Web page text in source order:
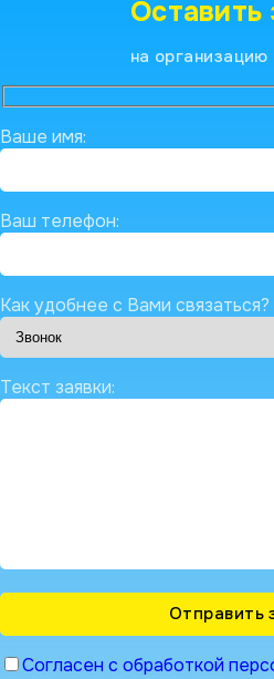
Оставить
на организацию
Ваше имя:
Ваш телефон:
Как удобнее с Вами связаться?
Текст заявки:
Согласен с обработкой